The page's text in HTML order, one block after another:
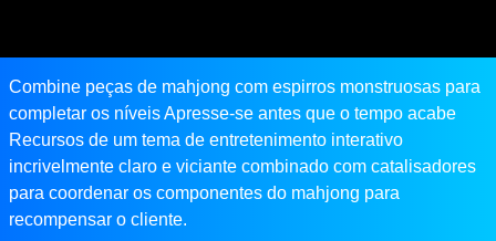
Combine peças de mahjong com espirros monstruosas para
completar os níveis Apresse-se antes que o tempo acabe
Recursos de um tema de entretenimento interativo
incrivelmente claro e viciante combinado com catalisadores
para coordenar os componentes do mahjong para
recompensar o cliente.